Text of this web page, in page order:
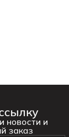
новости и
заказ